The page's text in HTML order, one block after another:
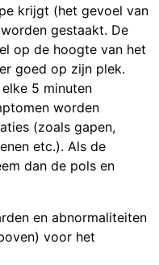
krijgt (het gevoel van
gestaakt. De
op de hoogte van het
goed op zijn plek.
5 minuten
worden
(zoals gapen,
etc.). Als de
dan de pols en
en abnormaliteiten
voor het